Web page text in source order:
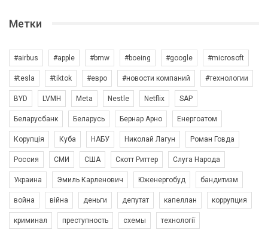
Метки
#airbus #apple #bmw #boeing #google #microsoft
#tesla #tiktok #евро #новости компаний #технологии
BYD LVMH Meta Nestle Netflix SAP
Беларусбанк Беларусь Бернар Арно Енергоатом
Корупція Куба НАБУ Николай Лагун Роман Говда
Россия СМИ США Скотт Риттер Слуга Народа
Украина Эмиль Карленович Юженергобуд бандитизм
война війна деньги депутат капеллан коррупция
криминал преступность схемы технології